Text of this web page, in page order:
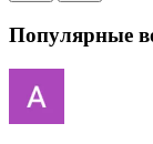
Популярные